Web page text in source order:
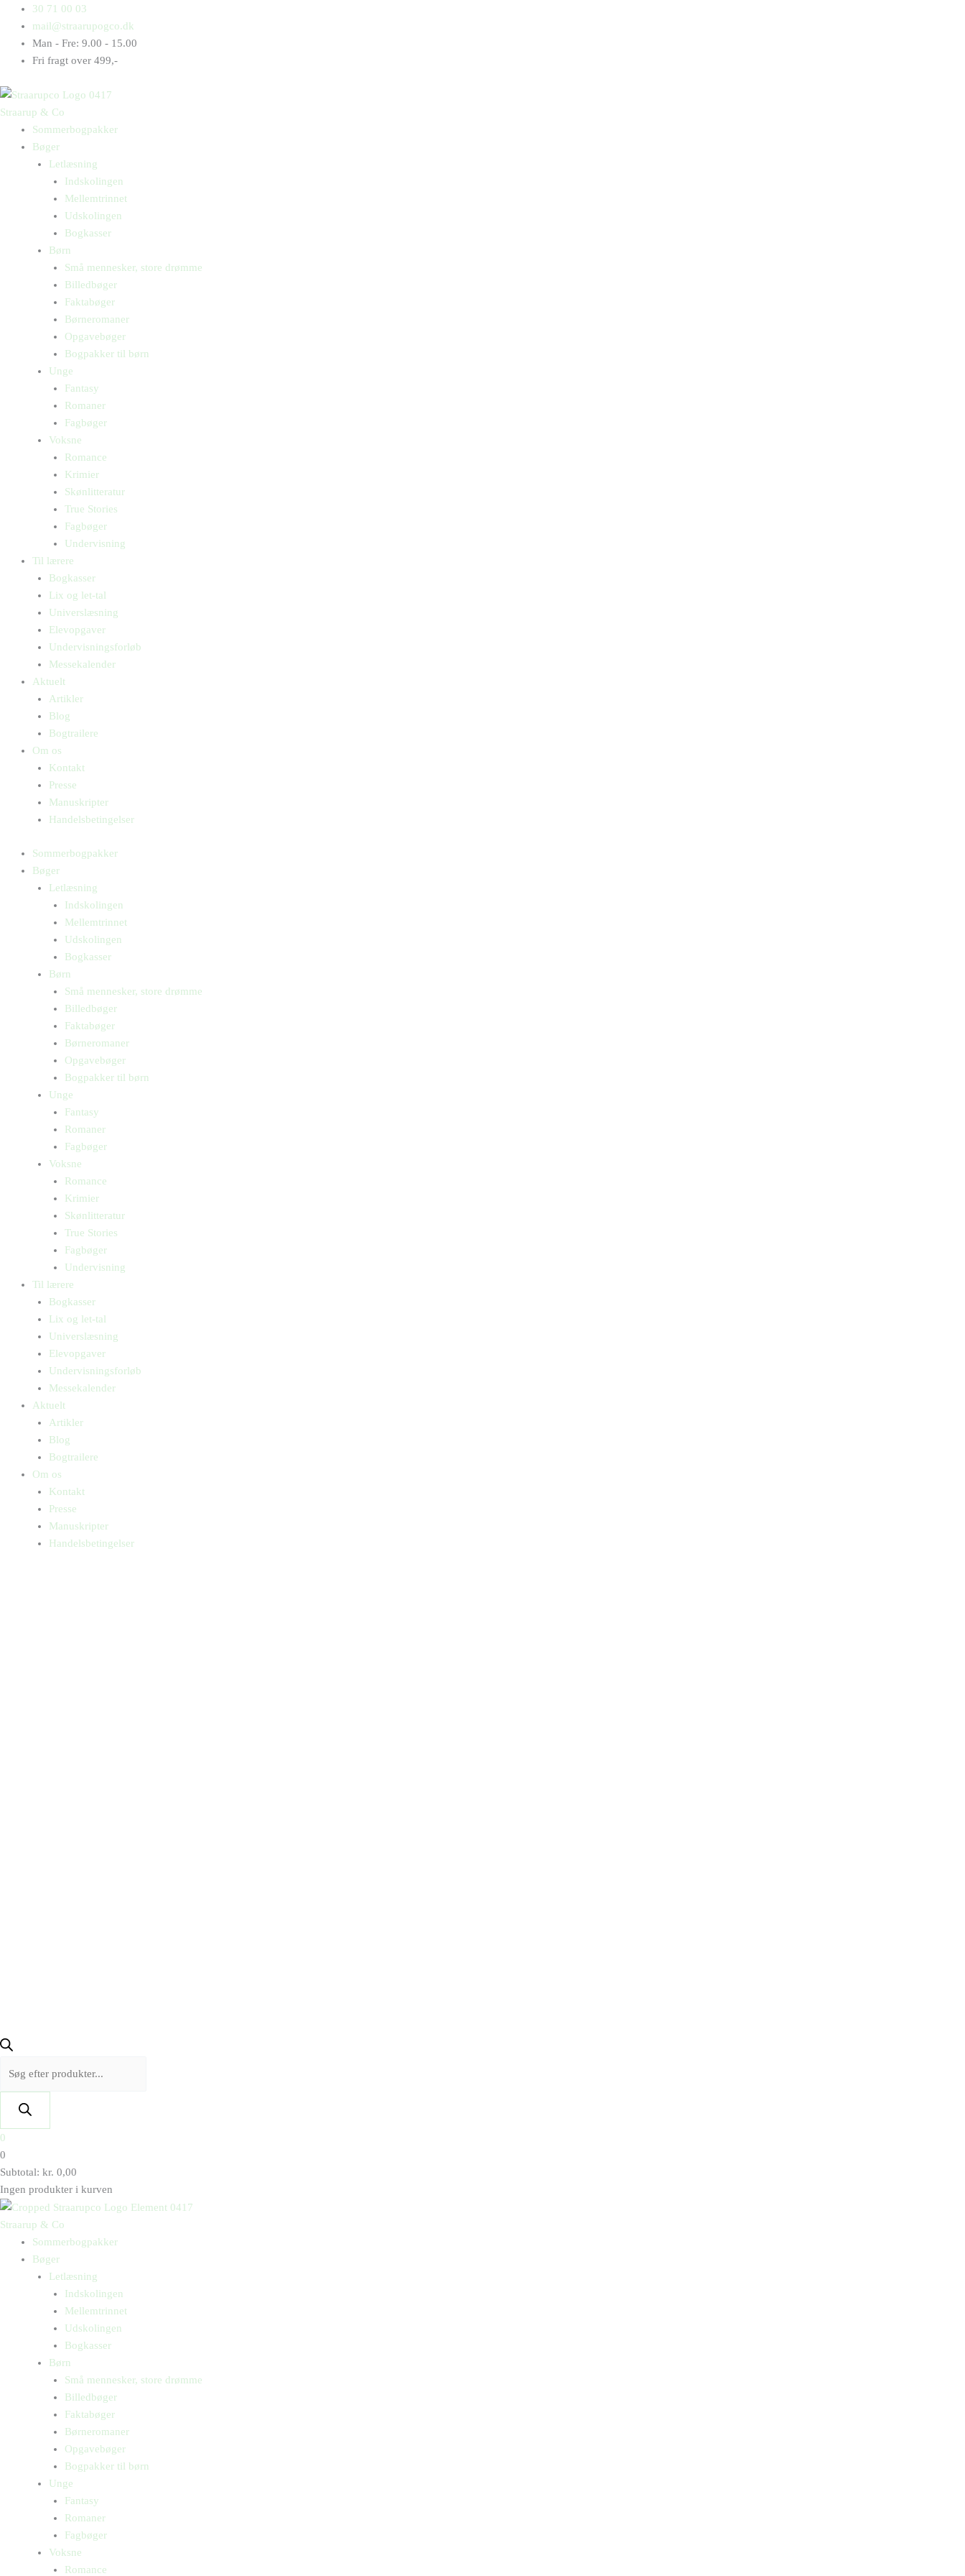
indholdet
30 71 00 03
mail@straarupogco.dk
Man - Fre: 9.00 - 15.00
Fri fragt over 499,-
Straarup & Co
Sommerbogpakker
Bøger
Letlæsning
Indskolingen
Mellemtrinnet
Udskolingen
Bogkasser
Børn
Små mennesker, store drømme
Billedbøger
Faktabøger
Børneromaner
Opgavebøger
Bogpakker til børn
Unge
Fantasy
Romaner
Fagbøger
Voksne
Romance
Krimier
Skønlitteratur
True Stories
Fagbøger
Undervisning
Til lærere
Bogkasser
Lix og let-tal
Universlæsning
Elevopgaver
Undervisningsforløb
Messekalender
Aktuelt
Artikler
Blog
Bogtrailere
Om os
Kontakt
Presse
Manuskripter
Handelsbetingelser
Sommerbogpakker
Bøger
Letlæsning
Indskolingen
Mellemtrinnet
Udskolingen
Bogkasser
Børn
Små mennesker, store drømme
Billedbøger
Faktabøger
Børneromaner
Opgavebøger
Bogpakker til børn
Unge
Fantasy
Romaner
Fagbøger
Voksne
Romance
Krimier
Skønlitteratur
True Stories
Fagbøger
Undervisning
Til lærere
Bogkasser
Lix og let-tal
Universlæsning
Elevopgaver
Undervisningsforløb
Messekalender
Aktuelt
Artikler
Blog
Bogtrailere
Om os
Kontakt
Presse
Manuskripter
Handelsbetingelser
Products
search
0
0
Subtotal: kr. 0,00
Ingen produkter i kurven
Straarup & Co
Sommerbogpakker
Bøger
Letlæsning
Indskolingen
Mellemtrinnet
Udskolingen
Bogkasser
Børn
Små mennesker, store drømme
Billedbøger
Faktabøger
Børneromaner
Opgavebøger
Bogpakker til børn
Unge
Fantasy
Romaner
Fagbøger
Voksne
Romance
Products
search
Rolex
Jensen
siger:
antal